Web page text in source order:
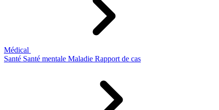
Médical
Santé Santé mentale Maladie Rapport de cas